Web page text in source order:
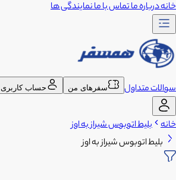
خانهدرباره ماتماس با مانمایندگی ها
سوالات متداول سفرهای من حساب کاربری
خانه بلیط اتوبوس شیراز به اوز
بلیط اتوبوس شیراز به اوز